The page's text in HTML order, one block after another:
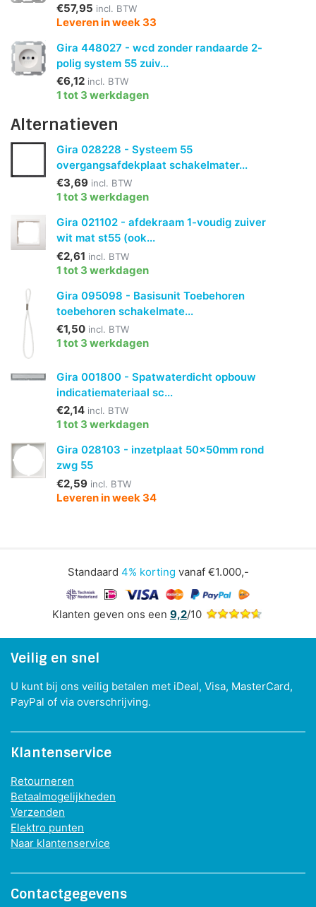
€57,95 incl. BTW
Leveren in week 33
Gira 448027 - wcd zonder randaarde 2-
polig system 55 zuiv...
€6,12 incl. BTW
1 tot 3 werkdagen
Alternatieven
Gira 028228 - Systeem 55
overgangsafdekplaat schakelmater...
€3,69 incl. BTW
1 tot 3 werkdagen
Gira 021102 - afdekraam 1-voudig zuiver
wit mat st55 (ook...
€2,61 incl. BTW
1 tot 3 werkdagen
Gira 095098 - Basisunit Toebehoren
toebehoren schakelmate...
€1,50 incl. BTW
1 tot 3 werkdagen
Gira 001800 - Spatwaterdicht opbouw
indicatiemateriaal sc...
€2,14 incl. BTW
1 tot 3 werkdagen
Gira 028103 - inzetplaat 50x50mm rond
zwg 55
€2,59 incl. BTW
Leveren in week 34
Standaard 4% korting vanaf €1.000,-
Klanten geven ons een 9,2/10
Veilig en snel
U kunt bij ons veilig betalen met iDeal, Visa, MasterCard,
PayPal of via overschrijving.
Klantenservice
Retourneren
Betaalmogelijkheden
Verzenden
Elektro punten
Naar klantenservice
Contactgegevens